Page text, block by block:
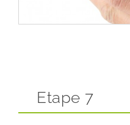
Etape 7